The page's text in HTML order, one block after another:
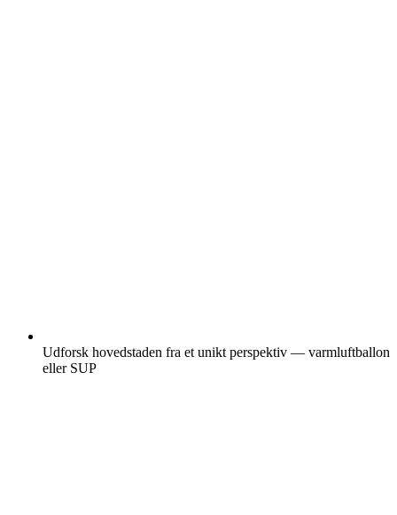
Udforsk hovedstaden fra et unikt perspektiv — varmluftballon
eller SUP